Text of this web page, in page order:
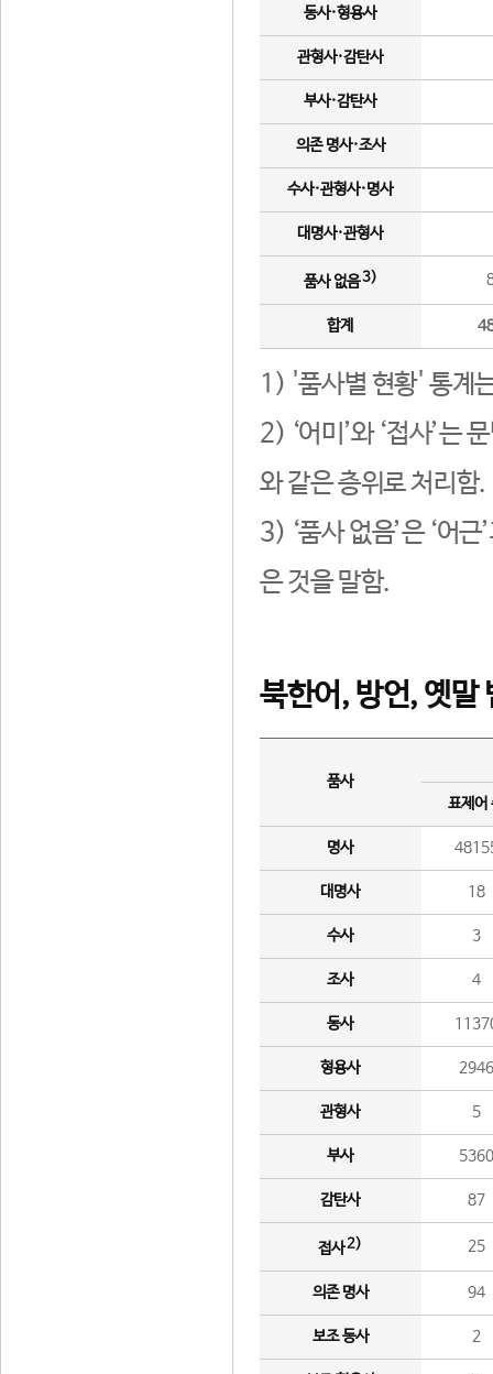
동사·형용사
관형사·감탄사
부사·감탄사
의존 명사·조사
수사·관형사·명사
대명사·관형사
품사 없음3)
합계
1) '품사별 현황' 통계
2) ‘어미’와 ‘접사’는
와 같은 층위로 처리함.
3) ‘품사 없음’은 ‘어
은 것을 말함.
북한어, 방언, 옛말
품사
표제어
명사
대명사 18
수사 3
조사 4
동사
형용사 2946
관형사 5
부사 5360
감탄사 87
접사2) 25
의존 명사 94
보조 동사 2